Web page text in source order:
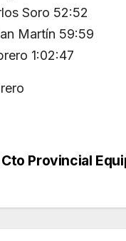
Soro 52:52
Martín 59:59
1:02:47
Provincial